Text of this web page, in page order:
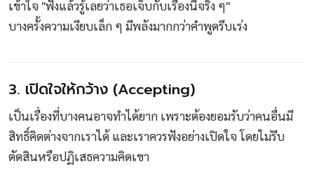
เข้าใจ "ฟังแล้วรู้เลยว่าเธอเจ็บกับเรื่องนี้จริง ๆ"
บางครั้งความเงียบเล็ก ๆ มีพลังมากกว่าคำพูดรีบเร่ง
3. เปิดใจให้กว้าง (Accepting)
เป็นเรื่องที่บางคนอาจทำได้ยาก เพราะต้องยอมรับว่าคนอื่นมี
สิทธิ์คิดต่างจากเราได้ และเราควรฟังอย่างเปิดใจ โดยไม่รีบ
ตัดสินหรือปฏิเสธความคิดเขา